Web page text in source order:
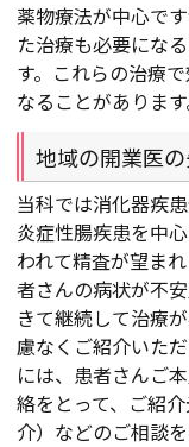
薬物療法が中心で
た治療も必要にな
す。これらの治療
なることがあります
地域の開業医
当科では消化器疾
炎症性腸疾患を中
われて精査が望ま
者さんの病状が不
きて継続して治療
慮なくご紹介いた
には、患者さんご
絡をとって、ご紹
介）などのご相談を